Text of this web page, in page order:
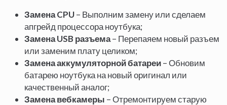
Замена CPU– Выполним замену или сделаем
апгрейд процессора ноутбука;
Замена USB разъема– Перепаяем новый разъем
или заменим плату целиком;
Замена аккумуляторной батареи– Обновим
батарею ноутбука на новый оригинал или
качественный аналог;
Замена вебкамеры – Отремонтируем старую